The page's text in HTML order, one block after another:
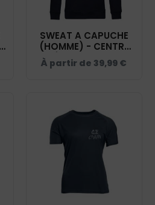
SWEAT A CAPUCHE
(HOMME) - CENTRE
ÉQUESTRE DE
CHALAIN - NAVY -
À partir de 39,99 €